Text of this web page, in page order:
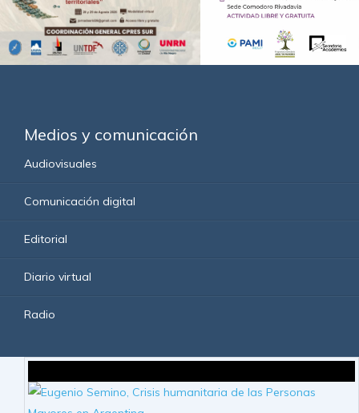
Medios y comunicación
Audiovisuales
Comunicación digital
Editorial
Diario virtual
Radio